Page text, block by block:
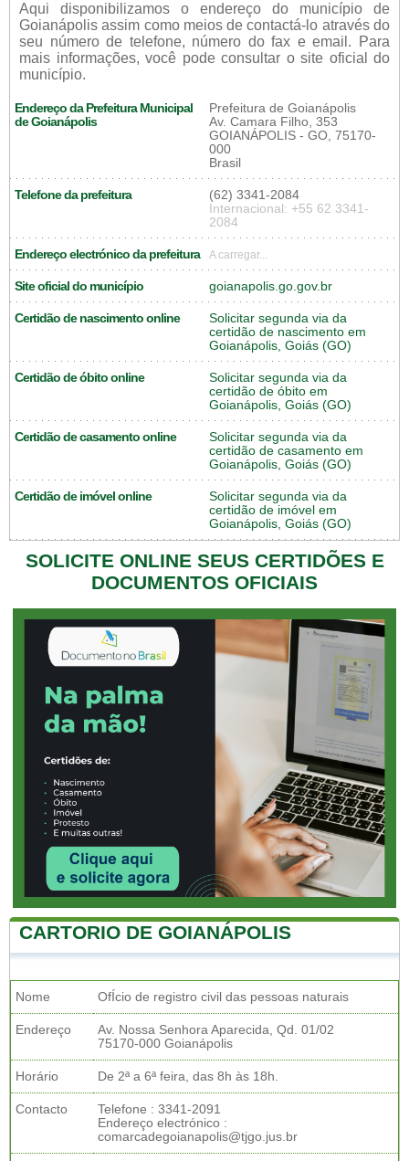
Aqui disponibilizamos o endereço do município de
Goianápolis assim como meios de contactá-lo através do
seu número de telefone, número do fax e email. Para
mais informações, você pode consultar o site oficial do
município.
Endereço da Prefeitura Municipal
de Goianápolis
Prefeitura de Goianápolis
Av. Camara Filho, 353
GOIANÁPOLIS - GO, 75170-
000
Brasil
Telefone da prefeitura
(62) 3341-2084
Internacional: +55 62 3341-
2084
Endereço electrónico da prefeitura A carregar...
Site oficial do município goianapolis.go.gov.br
Certidão de nascimento online
Solicitar segunda via da
certidão de nascimento em
Goianápolis, Goiás (GO)
Certidão de óbito online
Solicitar segunda via da
certidão de óbito em
Goianápolis, Goiás (GO)
Certidão de casamento online
Solicitar segunda via da
certidão de casamento em
Goianápolis, Goiás (GO)
Certidão de imóvel online
Solicitar segunda via da
certidão de imóvel em
Goianápolis, Goiás (GO)
SOLICITE ONLINE SEUS CERTIDÕES E
DOCUMENTOS OFICIAIS
CARTORIO DE GOIANÁPOLIS
Nome OfÍcio de registro civil das pessoas naturais
Endereço
Av. Nossa Senhora Aparecida, Qd. 01/02
75170-000 Goianápolis
Horário De 2ª a 6ª feira, das 8h às 18h.
Contacto
Telefone : 3341-2091
Endereço electrónico :
comarcadegoianapolis@tjgo.jus.br